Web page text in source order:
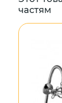
частям